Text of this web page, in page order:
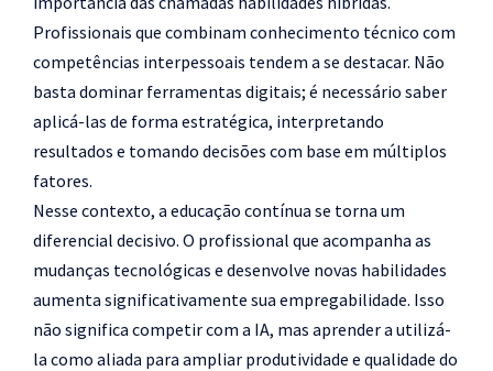
Profissionais que combinam conhecimento técnico com
competências interpessoais tendem a se destacar. Não
basta dominar ferramentas digitais; é necessário saber
aplicá-las de forma estratégica, interpretando
resultados e tomando decisões com base em múltiplos
fatores.
Nesse contexto, a educação contínua se torna um
diferencial decisivo. O profissional que acompanha as
mudanças tecnológicas e desenvolve novas habilidades
aumenta significativamente sua empregabilidade. Isso
não significa competir com a IA, mas aprender a utilizá-
la como aliada para ampliar produtividade e qualidade do